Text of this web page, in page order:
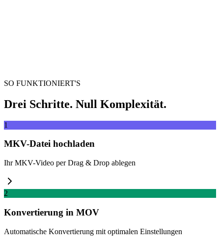
SO FUNKTIONIERT'S
Drei Schritte. Null Komplexität.
1
MKV-Datei hochladen
Ihr MKV-Video per Drag & Drop ablegen
2
Konvertierung in MOV
Automatische Konvertierung mit optimalen Einstellungen